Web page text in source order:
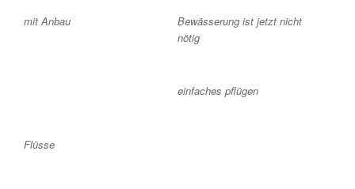
mit Anbau
Bewässerung ist jetzt nicht
nötig
einfaches pflügen
Flüsse